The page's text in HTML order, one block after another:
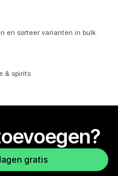
en sorteer varianten in bulk.
& spirits
gratis